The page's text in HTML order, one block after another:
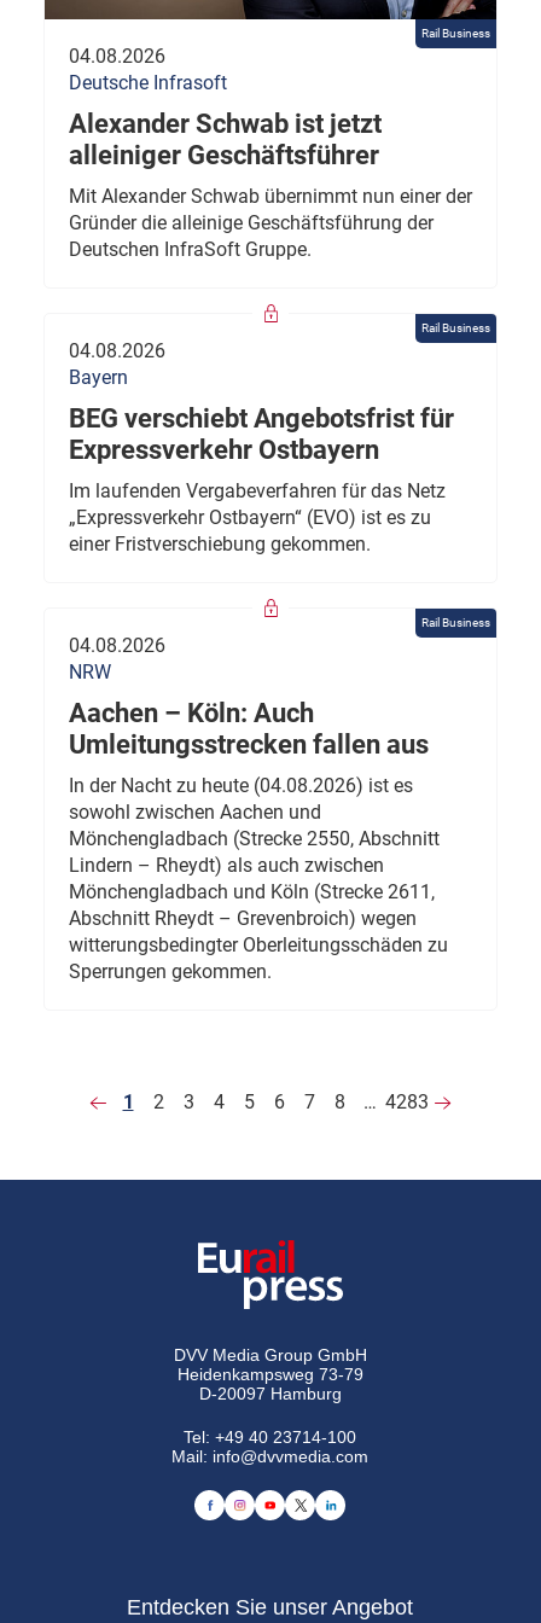
Rail Business
04.08.2026
Deutsche Infrasoft
Alexander Schwab ist jetzt
alleiniger Geschäftsführer
Mit Alexander Schwab übernimmt nun einer der
Gründer die alleinige Geschäftsführung der
Deutschen InfraSoft Gruppe.
Rail Business
04.08.2026
Bayern
BEG verschiebt Angebotsfrist für
Expressverkehr Ostbayern
Im laufenden Vergabeverfahren für das Netz
„Expressverkehr Ostbayern“ (EVO) ist es zu
einer Fristverschiebung gekommen.
Rail Business
04.08.2026
NRW
Aachen – Köln: Auch
Umleitungsstrecken fallen aus
In der Nacht zu heute (04.08.2026) ist es
sowohl zwischen Aachen und
Mönchengladbach (Strecke 2550, Abschnitt
Lindern – Rheydt) als auch zwischen
Mönchengladbach und Köln (Strecke 2611,
Abschnitt Rheydt – Grevenbroich) wegen
witterungsbedingter Oberleitungsschäden zu
Sperrungen gekommen.
1 2 3 4 5 6 7 8 … 4283
DVV Media Group GmbH
Heidenkampsweg 73-79
D-20097 Hamburg
Tel:+49 40 23714-100
Mail: info@dvvmedia.com
Entdecken Sie unser Angebot